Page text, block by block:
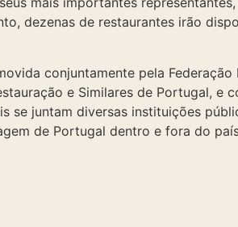
dezenas de restaurantes irão
conjuntamente pela
e Similares de Portugal, e
se juntam diversas instituições
de Portugal dentro e fora do